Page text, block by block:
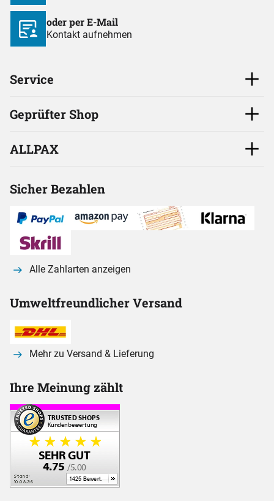
oder per E-Mail
Kontakt aufnehmen
Service
Geprüfter Shop
ALLPAX
Sicher Bezahlen
Alle Zahlarten anzeigen
Umweltfreundlicher Versand
Mehr zu Versand & Lieferung
Ihre Meinung zählt